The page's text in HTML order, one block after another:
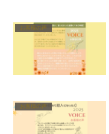
お客様の声
お客様の声